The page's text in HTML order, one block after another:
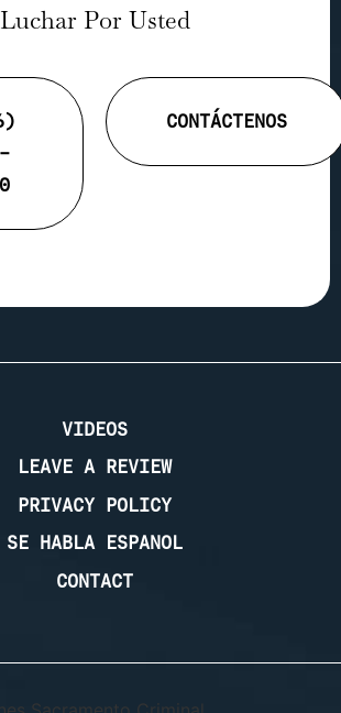
Luchar Por Usted
CONTÁCTENOS
VIDEOS
LEAVE A REVIEW
PRIVACY POLICY
SE HABLA ESPANOL
CONTACT